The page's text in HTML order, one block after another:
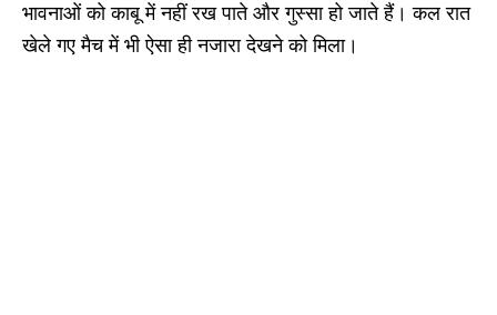
भावनाओं को काबू में नहीं रख पाते और गुस्सा हो जाते हैं। कल‌ रात
खेले गए मैच में भी ऐसा ही नजारा देखने को मिला।